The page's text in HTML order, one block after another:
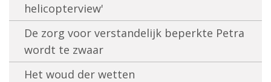
helicopterview'
De zorg voor verstandelijk beperkte Petra
wordt te zwaar
Het woud der wetten